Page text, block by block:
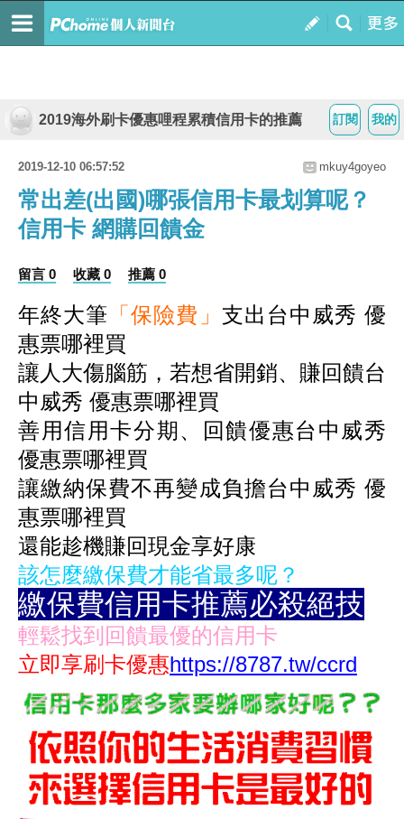
我的
訂閱
2019海外刷卡優惠哩程累積信用卡的推薦
2019-12-10 06:57:52 mkuy4goyeo
常出差(出國)哪張信用卡最划算呢？
信用卡 網購回饋金
留言 0 收藏 0 推薦 0
年終大筆 「保險費」 支出台中威秀 優
惠票哪裡買
讓人大傷腦筋，若想省開銷、賺回饋台
中威秀 優惠票哪裡買
善用信用卡分期、回饋優惠台中威秀
優惠票哪裡買
讓繳納保費不再變成負擔台中威秀 優
惠票哪裡買
還能趁機賺回現金享好康
該怎麼繳保費才能省最多呢？
繳保費信用卡推薦必殺絕技
輕鬆找到回饋最優的信用卡
立即享刷卡優惠https://8787.tw/ccrd